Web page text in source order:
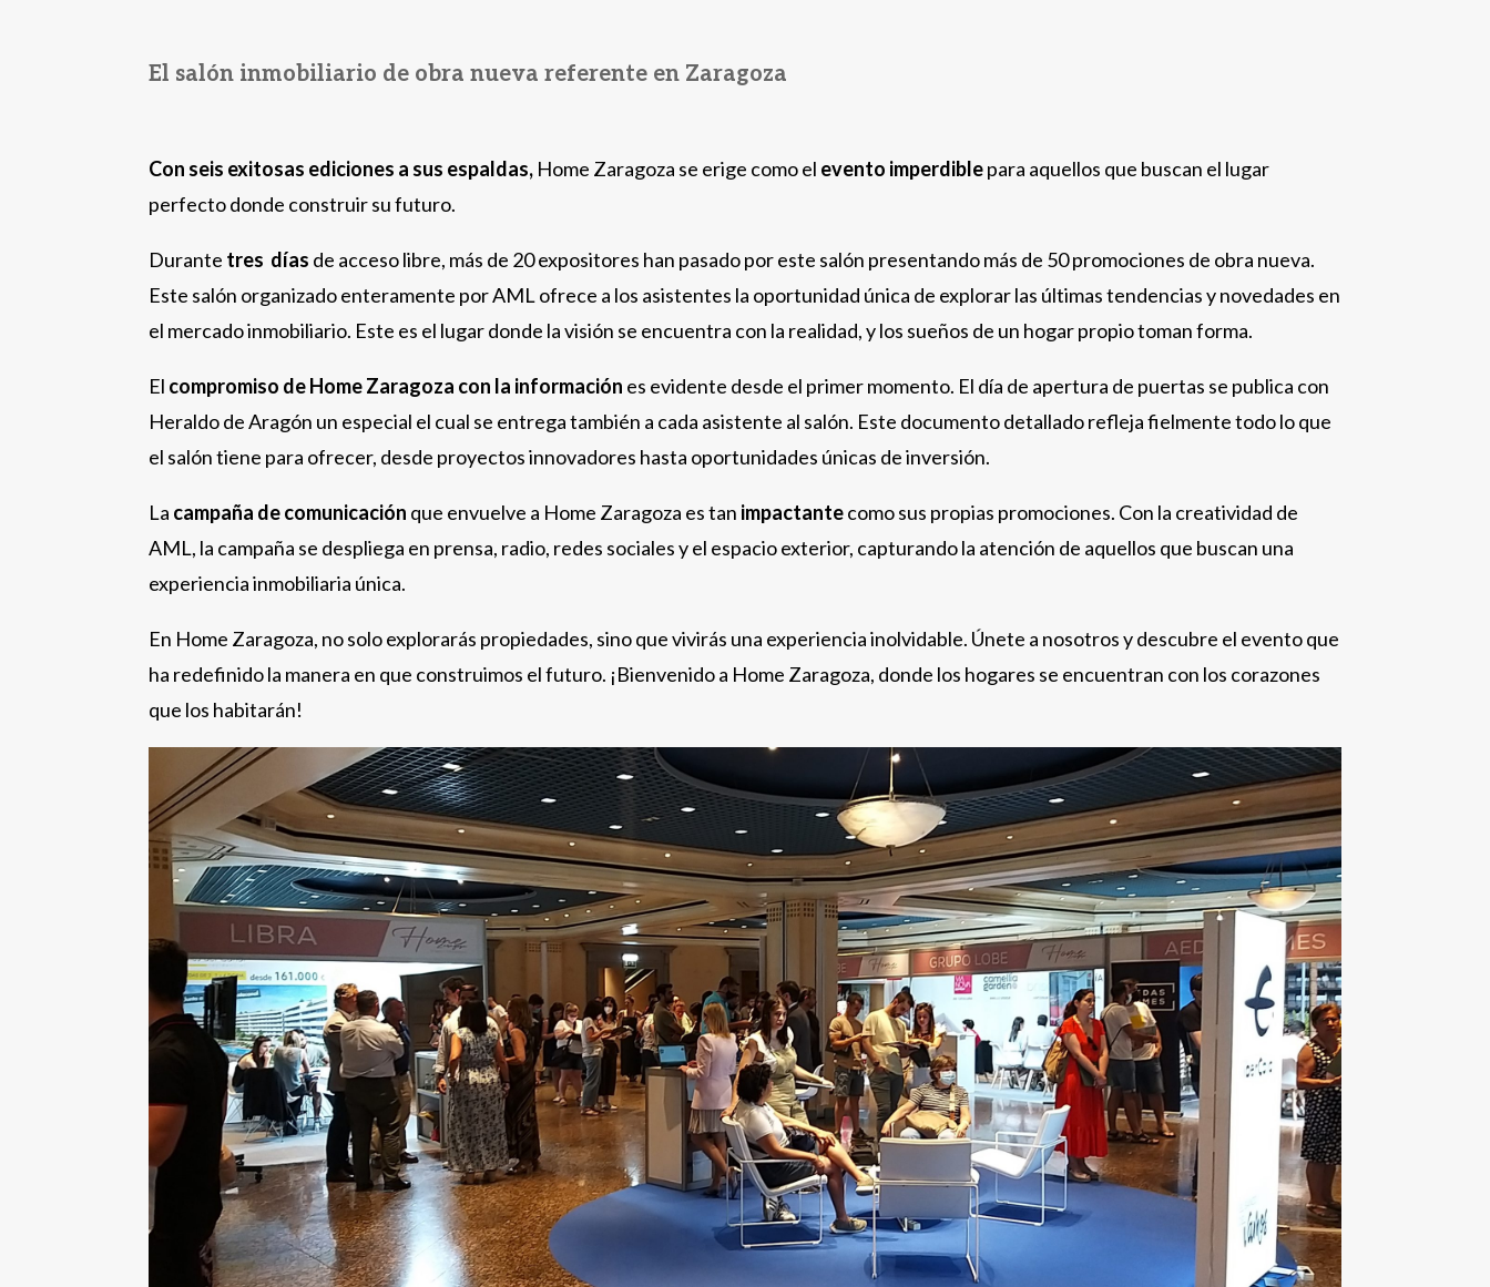
El salón inmobiliario de obra nueva referente en Zaragoza
Con seis exitosas ediciones a sus espaldas, Home Zaragoza se erige como el evento imperdiblepara aquellos que buscan el lugar
perfecto donde construir su futuro.
Durante tres días de acceso libre, más de 20 expositores han pasado por este salón presentando más de 50 promociones de obra nueva.
Este salón organizado enteramente por AML ofrece a los asistentes la oportunidad única de explorar las últimas tendencias y novedades en
el mercado inmobiliario. Este es el lugar donde la visión se encuentra con la realidad, y los sueños de un hogar propio toman forma.
El compromiso de Home Zaragoza con la información es evidente desde el primer momento. El día de apertura de puertas se publica con
Heraldo de Aragón un especial el cual se entrega también a cada asistente al salón. Este documento detallado refleja fielmente todo lo que
el salón tiene para ofrecer, desde proyectos innovadores hasta oportunidades únicas de inversión.
La campaña de comunicación que envuelve a Home Zaragoza es tan impactantecomo sus propias promociones. Con la creatividad de
AML, la campaña se despliega en prensa, radio, redes sociales y el espacio exterior, capturando la atención de aquellos que buscan una
experiencia inmobiliaria única.
En Home Zaragoza, no solo explorarás propiedades, sino que vivirás una experiencia inolvidable. Únete a nosotros y descubre el evento que
ha redefinido la manera en que construimos el futuro. ¡Bienvenido a Home Zaragoza, donde los hogares se encuentran con los corazones
que los habitarán!